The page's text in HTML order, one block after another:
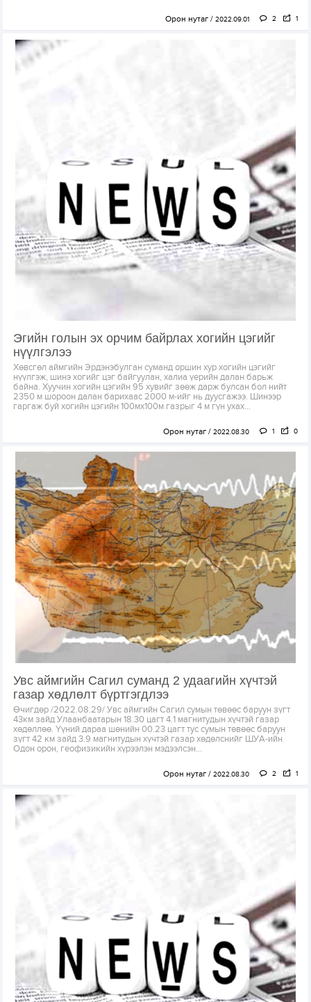
Орон нутаг 2022.09.01 2 1
Эгийн голын эх орчим байрлах хогийн цэгийг
нүүлгэлээ
Хөвсгөл аймгийн Эрдэнэбулган суманд оршин хур хогийн цэгийг
нүүлгэж, шинэ хогийг цэг байгуулан, халиа үерийн далан барьж
байна. Хуучин хогийн цэгийн 95 хувийг зөөж дарж булсан бол нийт
2350 м шороон далан барихаас 2000 м-ийг нь дуусгажээ. Шинээр
гаргаж буй хогийн цэгийн 100мх100м газрыг 4 м гүн ухах...
Орон нутаг 2022.08.30 1 0
Увс аймгийн Сагил суманд 2 удаагийн хүчтэй
газар хөдлөлт бүртгэгдлээ
Өчигдөр /2022.08.29/ Увс аймгийн Сагил сумын төвөөс баруун зүгт
43км зайд Улаанбаатарын 18.30 цагт 4.1 магнитудын хүчтэй газар
хөдөллөө. Үүний дараа шөнийн 00.23 цагт тус сумын төвөөс баруун
зүгт 42 км зайд 3.9 магнитудын хүчтэй газар хөдөлснийг ШУА-ийн
Одон орон, геофизикийн хүрээлэн мэдээлсэн...
Орон нутаг 2022.08.30 2 1